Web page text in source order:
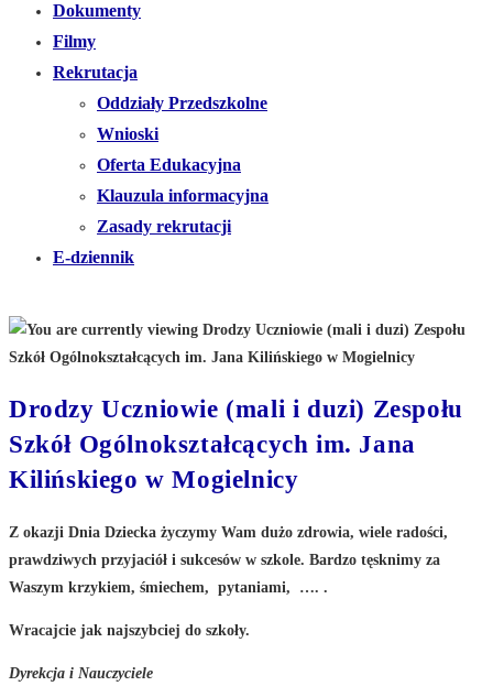
Dokumenty
Filmy
Rekrutacja
Oddziały Przedszkolne
Wnioski
Oferta Edukacyjna
Klauzula informacyjna
Zasady rekrutacji
E-dziennik
Drodzy Uczniowie (mali i duzi) Zespołu
Szkół Ogólnokształcących im. Jana
Kilińskiego w Mogielnicy
Z okazji Dnia Dziecka życzymy Wam dużo zdrowia, wiele radości,
prawdziwych przyjaciół i sukcesów w szkole. Bardzo tęsknimy za
Waszym krzykiem, śmiechem, pytaniami, …. .
Wracajcie jak najszybciej do szkoły.
Dyrekcja i Nauczyciele